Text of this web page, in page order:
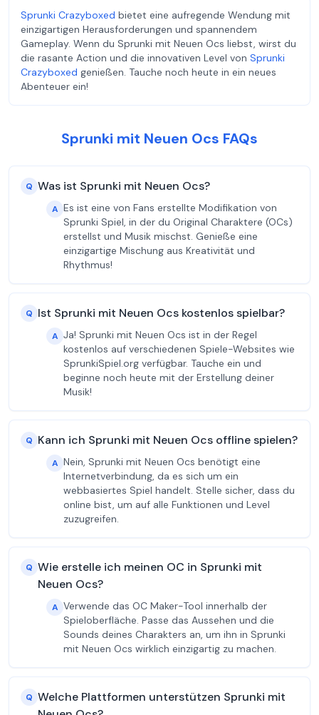
Sprunki Crazyboxed bietet eine aufregende Wendung mit
einzigartigen Herausforderungen und spannendem
Gameplay. Wenn du Sprunki mit Neuen Ocs liebst, wirst du
die rasante Action und die innovativen Level von Sprunki
Crazyboxed genießen. Tauche noch heute in ein neues
Abenteuer ein!
Sprunki mit Neuen Ocs FAQs
Q Was ist Sprunki mit Neuen Ocs?
A Es ist eine von Fans erstellte Modifikation von
Sprunki Spiel, in der du Original Charaktere (OCs)
erstellst und Musik mischst. Genieße eine
einzigartige Mischung aus Kreativität und
Rhythmus!
Q Ist Sprunki mit Neuen Ocs kostenlos spielbar?
A Ja! Sprunki mit Neuen Ocs ist in der Regel
kostenlos auf verschiedenen Spiele-Websites wie
SprunkiSpiel.org verfügbar. Tauche ein und
beginne noch heute mit der Erstellung deiner
Musik!
Q Kann ich Sprunki mit Neuen Ocs offline spielen?
A Nein, Sprunki mit Neuen Ocs benötigt eine
Internetverbindung, da es sich um ein
webbasiertes Spiel handelt. Stelle sicher, dass du
online bist, um auf alle Funktionen und Level
zuzugreifen.
Q Wie erstelle ich meinen OC in Sprunki mit
Neuen Ocs?
A Verwende das OC Maker-Tool innerhalb der
Spieloberfläche. Passe das Aussehen und die
Sounds deines Charakters an, um ihn in Sprunki
mit Neuen Ocs wirklich einzigartig zu machen.
Q Welche Plattformen unterstützen Sprunki mit